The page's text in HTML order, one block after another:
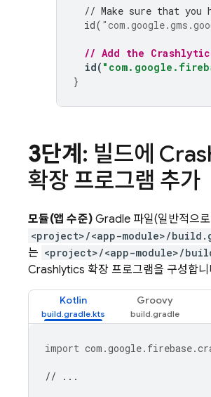
// Make sure that you
id(
// Add the
id(
}
3단계 : 빌드에
확장 프로그램 추가
모듈(앱 수준) Gradle 파일(일반적으로
<project>/<app-module>/
는 <project>/<app-module>/
Crashlytics 확장 프로그램을 구성합니
Kotlin Groovy
import
// ...